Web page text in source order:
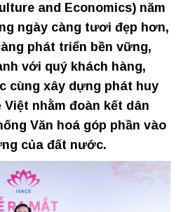
and Economics) năm
ngày càng tươi đẹp hơn,
phát triển bền vững,
với quý khách hàng,
cùng xây dựng phát huy
nhằm đoàn kết dân
Văn hoá góp phần vào
của đất nước.